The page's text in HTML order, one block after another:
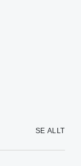
SE ALLT